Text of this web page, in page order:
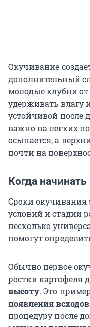
Окучивание
дополнительный
молодые клубни от
удерживать влагу
устойчивой после
важно на легких
осыпается, а
почти на
Когда
Сроки окучивания
условий и стадии
несколько
помогут
Обычно первое
ростки картофеля
высоту. Это
появления всходов
процедуру после